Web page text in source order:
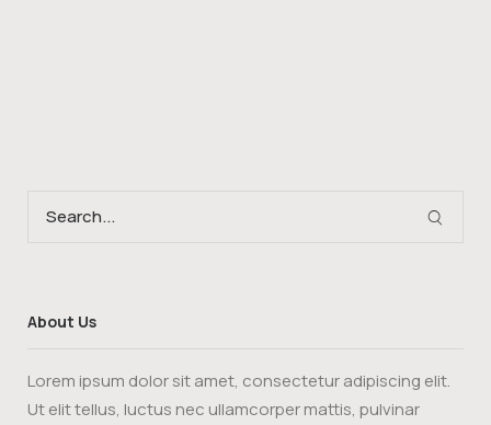
About Us
Lorem ipsum dolor sit amet, consectetur adipiscing elit.
Ut elit tellus, luctus nec ullamcorper mattis, pulvinar